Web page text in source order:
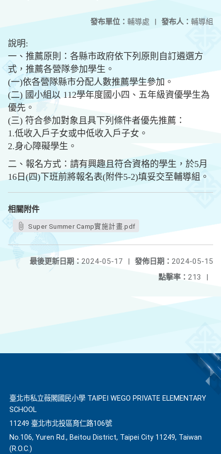
發布人： 輔導組
發布單位： 輔導處 |
說明:
一、推薦原則：各縣市政府依下列原則自訂遴選方
式，推薦各營隊參加學生。
(一)依各營隊縣市分配人數推薦學生參加。
(二) 國小組以 112學年度國小四、五年級資優學生為
優先。
(三) 符合參加對象且具下列條件者優先推薦：
1.低收入戶子女或中低收入戶子女。
2.身心障礙學生。
二、報名方式：請有興趣且符合資格的學生，於5月
16日(四)下班前將報名表(附件5-2)填妥交至輔導組。
相關附件
Super Summer Camp實施計畫.pdf
發佈日期： 2024-05-15
最後更新日期： 2024-05-17
|
點擊率： 213 |
臺北市私立薇閣國民小學 TAIPEI WEGO PRIVATE ELEMENTARY
SCHOOL
11249 臺北市北投區育仁路106號
No.106, Yuren Rd., Beitou District, Taipei City 11249, Taiwan
(R.O.C.)